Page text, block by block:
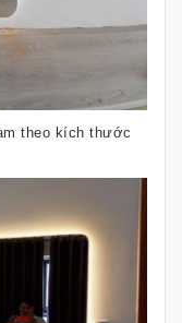
theo kích thước